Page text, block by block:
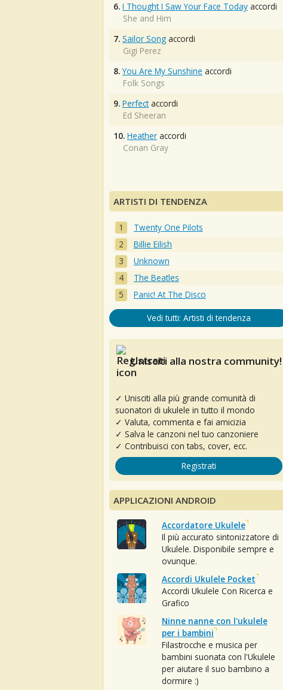
6. I Thought I Saw Your Face Today accordi
She and Him
7. Sailor Song accordi
Gigi Perez
8. You Are My Sunshine accordi
Folk Songs
9. Perfectaccordi
Ed Sheeran
10. Heather accordi
Conan Gray
ARTISTI DI TENDENZA
Twenty One Pilots
Billie Eilish
Unknown
The Beatles
Panic! At The Disco
Vedi tutti: Artisti di tendenza
Unisciti alla nostra community!
✓ Unisciti alla più grande comunità di
suonatori di ukulele in tutto il mondo
✓ Valuta, commenta e fai amicizia
✓ Salva le canzoni nel tuo canzoniere
✓ Contribuisci con tabs, cover, ecc.
Registrati
APPLICAZIONI ANDROID
Accordatore Ukulele
Il più accurato sintonizzatore di
Ukulele. Disponibile sempre e
ovunque.
Accordi Ukulele Pocket
Accordi Ukulele Con Ricerca e
Grafico
Ninne nanne con l'ukulele
per i bambini
Filastrocche e musica per
bambini suonata con l'Ukulele
per aiutare il suo bambino a
dormire :)